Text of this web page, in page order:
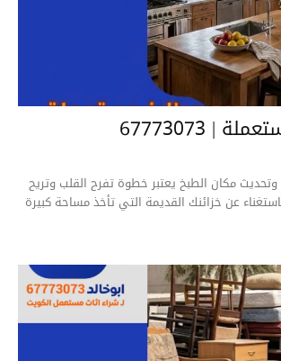
| 67773073
وتحديث مكان الطبخ يعتبر خطوة تفرح القلب وتريح
عن خزائنك القديمة التي تأخذ مساحة كبيرة